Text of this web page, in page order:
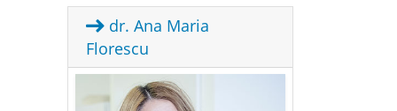
dr. Ana Maria
Florescu